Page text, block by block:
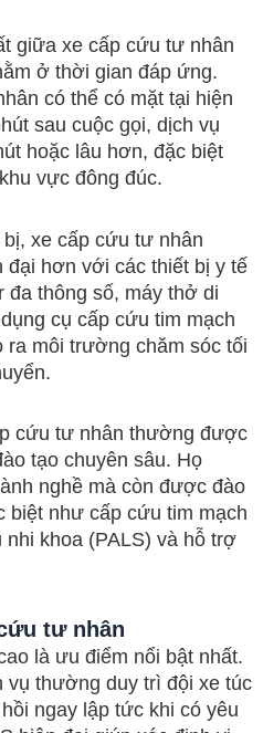
giữa xe cấp cứu tư nhân
ở thời gian đáp ứng.
có thể có mặt tại hiện
sau cuộc gọi, dịch vụ
hoặc lâu hơn, đặc biệt
vực đông đúc.
xe cấp cứu tư nhân
hơn với các thiết bị y tế
đa thông số, máy thở di
cụ cấp cứu tim mạch
môi trường chăm sóc tối
cứu tư nhân thường được
tạo chuyên sâu. Họ
nghề mà còn được đào
biệt như cấp cứu tim mạch
khoa (PALS) và hỗ trợ
tư nhân
là ưu điểm nổi bật nhất.
vụ thường duy trì đội xe túc
ngay lập tức khi có yêu